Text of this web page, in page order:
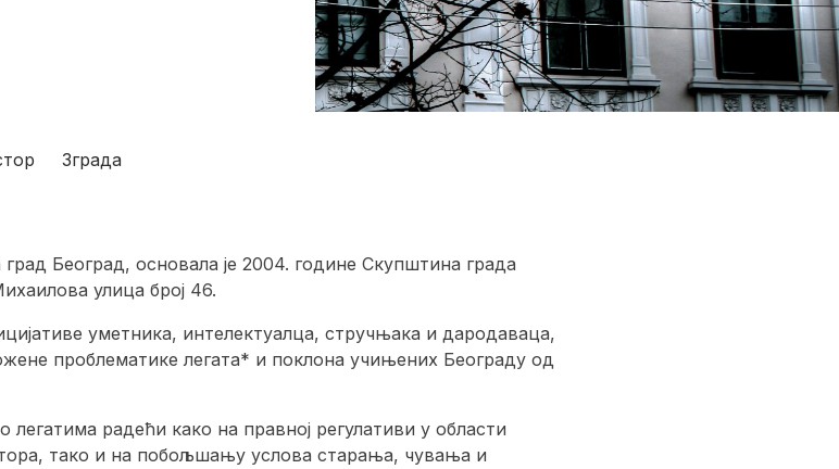
Зграда
град Београд, основала је 2004. године Скупштина града
улица број 46.
уметника, интелектуалца, стручњака и дародаваца,
проблематике легата* и поклона учињених Београду од
легатима радећи како на правној регулативи у области
тако и на побољшању услова старања, чувања и